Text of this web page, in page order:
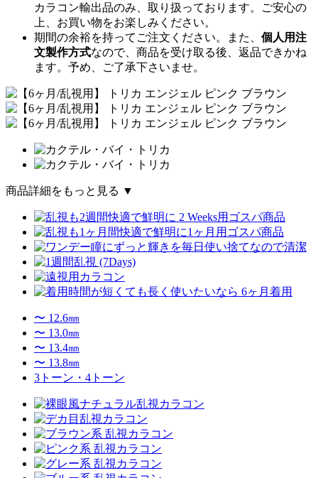
カラコン輸出品のみ、取り扱っております。ご安心の
上、お買い物をお楽しみください。
期間の余裕を持ってご注文ください。また、 個人用注
文製作方式なので、商品を受け取る後、返品できかね
ます。予め、ご了承下さいませ。
商品詳細をもっと見る ▼
〜 12.6㎜
〜 13.0㎜
〜 13.4㎜
〜 13.8㎜
3トーン・4トーン